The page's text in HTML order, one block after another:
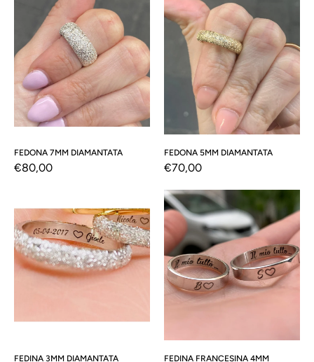
Diamantata
FEDONA 7MM DIAMANTATA
Prezzo
€80,00
5mm
Diamantata
FEDONA 5MM DIAMANTATA
Prezzo
listino
€70,00
Diamantata
FEDINA 3MM DIAMANTATA
Fedina
francesina
4mm
FEDINA FRANCESINA 4MM